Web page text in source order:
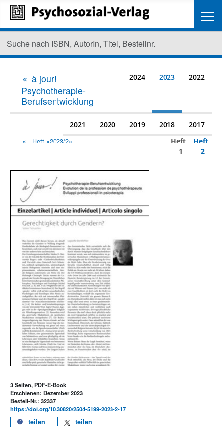
à jour!
Psychotherapie-
Berufsentwicklung
2024 2023 2022
2021 2020 2019 2018 2017
Heft »2023/2«
Heft
1
Heft
2
3 Seiten, PDF-E-Book
Erschienen: Dezember 2023
Bestell-Nr.: 32337
https://doi.org/10.30820/2504-5199-2023-2-17
teilen teilen
≡